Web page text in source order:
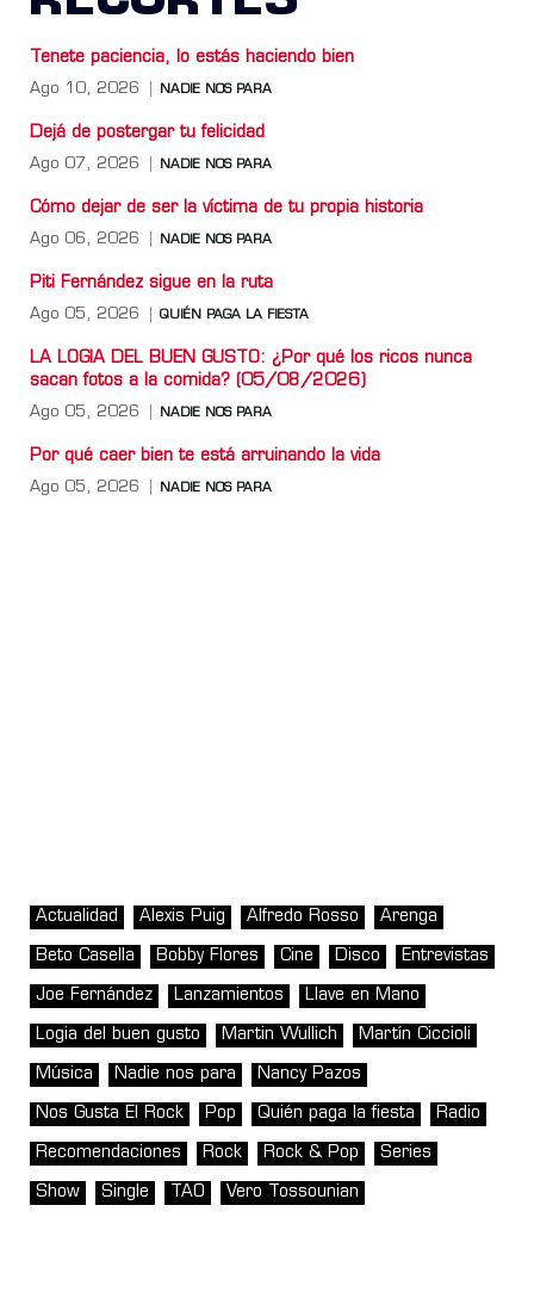
Tenete paciencia, lo estás haciendo bien
Ago 10, 2026 NADIE NOS PARA
Dejá de postergar tu felicidad
Ago 07, 2026 NADIE NOS PARA
Cómo dejar de ser la víctima de tu propia historia
Ago 06, 2026 NADIE NOS PARA
Piti Fernández sigue en la ruta
Ago 05, 2026 QUIÉN PAGA LA FIESTA
LA LOGIA DEL BUEN GUSTO: ¿Por qué los ricos nunca
sacan fotos a la comida? (05/08/2026)
Ago 05, 2026 NADIE NOS PARA
Por qué caer bien te está arruinando la vida
Ago 05, 2026 NADIE NOS PARA
Actualidad Alexis Puig Alfredo Rosso Arenga
Beto Casella Bobby Flores Cine Disco Entrevistas
Joe Fernández Lanzamientos Llave en Mano
Logia del buen gusto Martin Wullich Martín Ciccioli
Música Nadie nos para Nancy Pazos
Nos Gusta El Rock Pop Quién paga la fiesta Radio
Recomendaciones Rock Rock & Pop Series
Show Single TAO Vero Tossounian